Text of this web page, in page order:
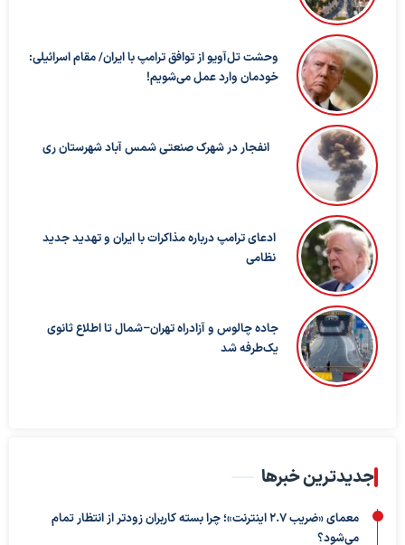
وحشت تل‌آویو از توافق ترامپ با ایران/ مقام اسرائیلی:
خودمان وارد عمل می‌شویم!
انفجار در شهرک صنعتی شمس آباد شهرستان ری
ادعای ترامپ درباره مذاکرات با ایران و تهدید جدید
نظامی
جاده چالوس و آزادراه تهران–شمال تا اطلاع ثانوی
یک‌طرفه شد
جدیدترین خبرها
معمای «ضریب ۲.۷ اینترنت»؛ چرا بسته کاربران زودتر از انتظار تمام
می‌شود؟